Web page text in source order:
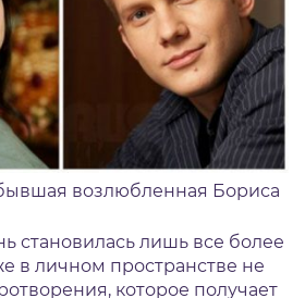
возлюбленная Бориса
становилась лишь все более
в личном пространстве не
которое получает